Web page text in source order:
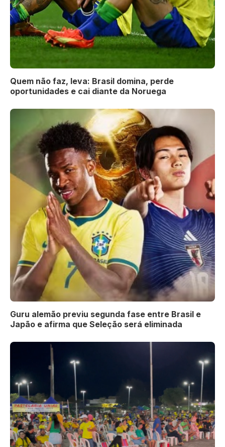
Quem não faz, leva: Brasil domina, perde
oportunidades e cai diante da Noruega
Guru alemão previu segunda fase entre Brasil e
Japão e afirma que Seleção será eliminada